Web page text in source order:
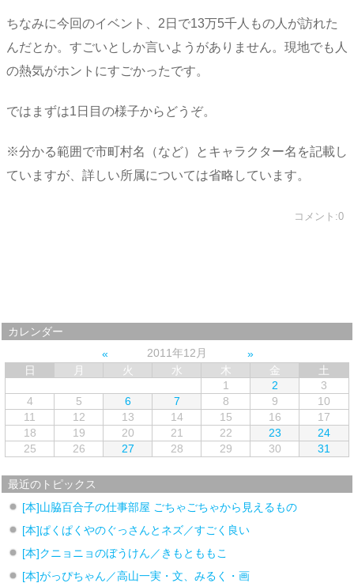
ちなみに今回のイベント、2日で13万5千人もの人が訪れた
んだとか。すごいとしか言いようがありません。現地でも人
の熱気がホントにすごかったです。
ではまずは1日目の様子からどうぞ。
※分かる範囲で市町村名（など）とキャラクター名を記載し
ていますが、詳しい所属については省略しています。
コメント:0
カレンダー
2011年12月
日
月 火 水 木 金
土
1
2
3
4
5 6 7 8 9
10
11
12 13 14 15 16
17
18
19 20 21 22 23
24
25
26 27 28 29 30 31
最近のトピックス
[本]山脇百合子の仕事部屋 ごちゃごちゃから見えるもの
[本]ぱくぱくやのぐっさんとネズ／すごく良い
[本]クニョニョのぼうけん／きもとももこ
[本]がっぴちゃん／高山一実・文、みるく・画